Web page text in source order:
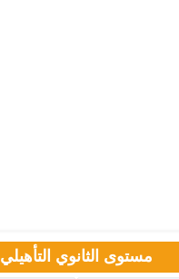
مستوى الثانوي التأهيلي